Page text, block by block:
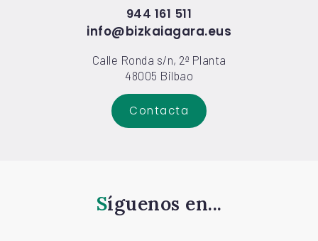
944 161 511
info@bizkaiagara.eus
Calle Ronda s/n, 2ª Planta
48005 Bilbao
Contacta
Síguenos en...